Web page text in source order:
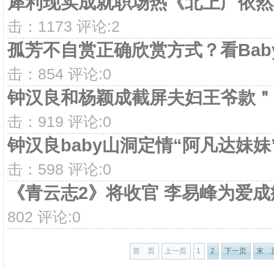
击：1173 评论:2
孤芳不自赏正确欣赏方式？看
击：854 评论:0
钟汉良和杨颖成截屏夫妇王爷款
击：919 评论:0
钟汉良baby山洞定情“阿凡达妹
击：598 评论:0
《青云志2》将收官 李易峰为爱
802 评论:0
首 页 上一页 1 2 下一页 末